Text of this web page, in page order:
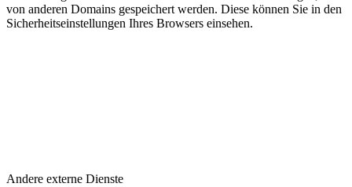
von anderen Domains gespeichert werden. Diese können Sie in den
Sicherheitseinstellungen Ihres Browsers einsehen.
Andere externe Dienste